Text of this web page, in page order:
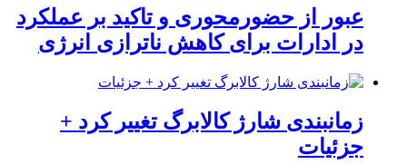
عبور از حضورمحوری و تاکید بر عملکرد
در ادارات برای کاهش ناترازی انرژی
زمانبندی شارژ کالابرگ تغییر کرد +
جزئیات